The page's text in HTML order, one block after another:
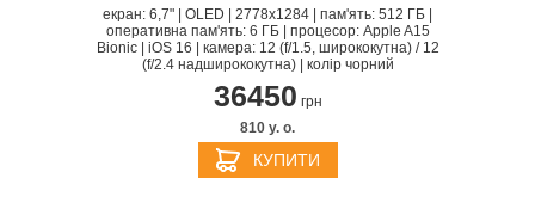
екран: 6,7" | OLED | 2778x1284 | пам'ять: 512 ГБ |
оперативна пам'ять: 6 ГБ | процесор: Apple A15
Bionic | iOS 16 | камера: 12 (f/1.5, ширококутна) / 12
(f/2.4 надширококутна) | колір чорний
36450 грн
810 y. о.
КУПИТИ